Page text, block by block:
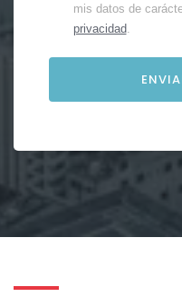
mis datos de
privacidad.